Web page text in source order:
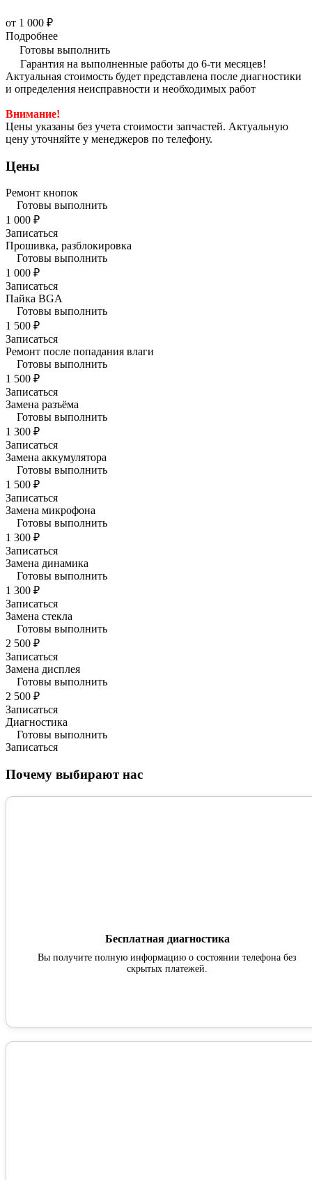
от 1 000 ₽
Подробнее
Готовы выполнить
Гарантия на выполненные работы до 6-ти месяцев!
Актуальная стоимость будет представлена после диагностики
и определения неисправности и необходимых работ
Внимание!
Цены указаны без учета стоимости запчастей. Актуальную
цену уточняйте у менеджеров по телефону.
Цены
Ремонт кнопок
Готовы выполнить
1 000 ₽
Записаться
Прошивка, разблокировка
Готовы выполнить
1 000 ₽
Записаться
Пайка BGA
Готовы выполнить
1 500 ₽
Записаться
Ремонт после попадания влаги
Готовы выполнить
1 500 ₽
Записаться
Замена разъёма
Готовы выполнить
1 300 ₽
Записаться
Замена аккумулятора
Готовы выполнить
1 500 ₽
Записаться
Замена микрофона
Готовы выполнить
1 300 ₽
Записаться
Замена динамика
Готовы выполнить
1 300 ₽
Записаться
Замена стекла
Готовы выполнить
2 500 ₽
Записаться
Замена дисплея
Готовы выполнить
2 500 ₽
Записаться
Диагностика
Готовы выполнить
Записаться
Почему выбирают нас
Бесплатная диагностика
Вы получите полную информацию о состоянии телефона без
скрытых платежей.